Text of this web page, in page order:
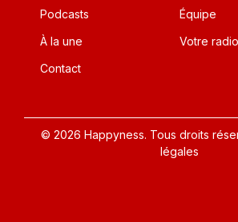
Podcasts
Équipe
À la une
Votre radio
Contact
© 2026 Happyness. Tous droits
légales